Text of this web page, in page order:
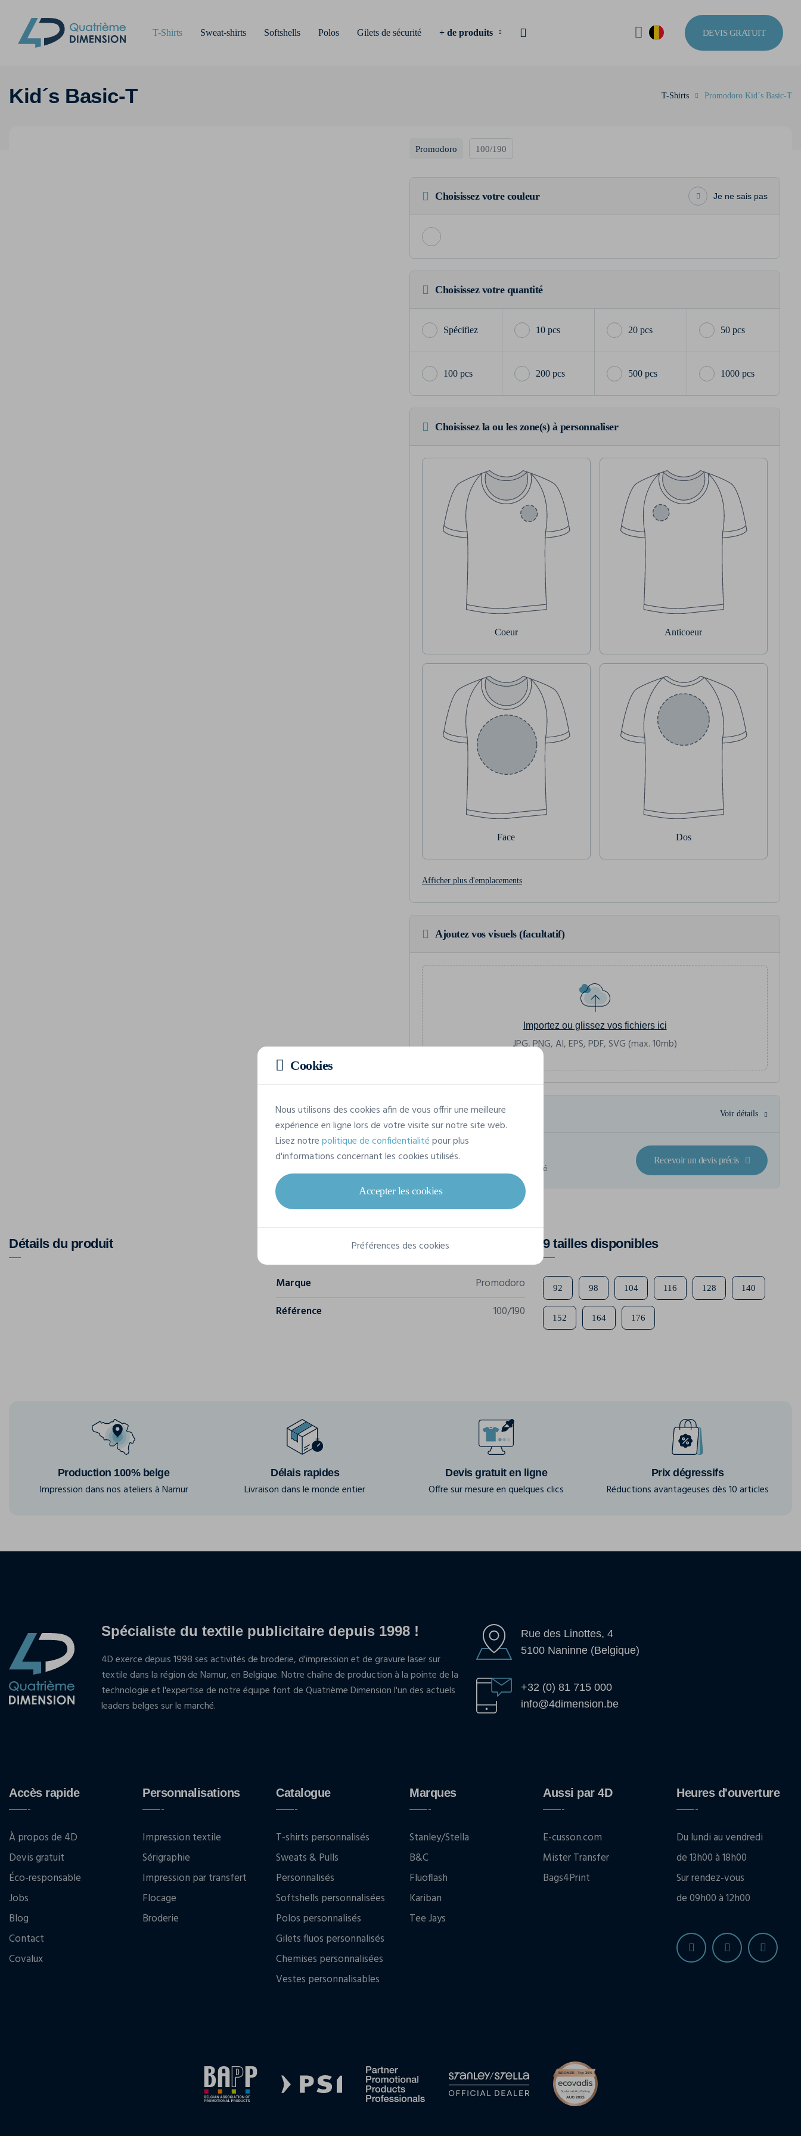
T-Shirts Sweat-shirts Softshells Polos Gilets de sécurité + de produits DEVIS GRATUIT
Kid´s Basic-T T-Shirts Promodoro Kid´s Basic-T
Promodoro 100/190
Choisissez votre couleur Je ne sais pas
Choisissez votre quantité
10 pcs 20 pcs 50 pcs
100 pcs 200 pcs 500 pcs 1000 pcs
Choisissez la ou les zone(s) à personnaliser
Coeur Anticoeur
Face Dos
Afficher plus d'emplacements
Ajoutez vos visuels (facultatif)
Importez ou glissez vos fichiers ici
JPG, PNG, AI, EPS, PDF, SVG (max. 10mb)
Prix estimatif Voir détails
Prix sur demande
Demandez votre devis personnalisé
Recevoir un devis précis
Détails du produit Caractéristiques
Marque
Promodoro
Référence
100/190
9 tailles disponibles
92 98 104 116 128 140
152 164 176
Production 100% belge
Impression dans nos ateliers à Namur
Délais rapides
Livraison dans le monde entier
Devis gratuit en ligne
Offre sur mesure en quelques clics
Prix dégressifs
Réductions avantageuses dès 10 articles
Spécialiste du textile publicitaire depuis 1998 !
4D exerce depuis 1998 ses activités de broderie, d'impression et de gravure laser sur
textile dans la région de Namur, en Belgique. Notre chaîne de production à la pointe de la
technologie et l'expertise de notre équipe font de Quatrième Dimension l'un des actuels
leaders belges sur le marché.
Rue des Linottes, 4
5100 Naninne (Belgique)
+32 (0) 81 715 000
info@4dimension.be
Accès rapide
À propos de 4D
Devis gratuit
Éco-responsable
Jobs
Blog
Contact
Covalux
Personnalisations
Impression textile
Sérigraphie
Impression par transfert
Flocage
Broderie
Catalogue
T-shirts personnalisés
Sweats & Pulls
Personnalisés
Softshells personnalisées
Polos personnalisés
Gilets fluos personnalisés
Chemises personnalisées
Vestes personnalisables
Marques
Stanley/Stella
B&C
Fluoflash
Kariban
Tee Jays
Aussi par 4D
E-cusson.com
Mister Transfer
Bags4Print
Heures d'ouverture
Du lundi au vendredi
de 13h00 à 18h00
Sur rendez-vous
de 09h00 à 12h00
Cookies
Nous utilisons des cookies afin de vous offrir une meilleure
expérience en ligne lors de votre visite sur notre site web.
Lisez notrepolitique de confidentialitépour plus
d'informations concernant les cookies utilisés.
Accepter les cookies
Préférences des cookies